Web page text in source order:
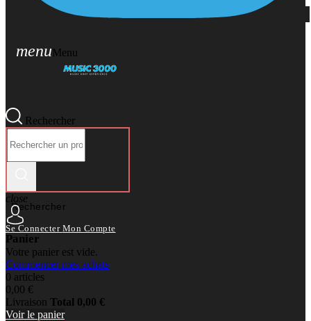
menuMenu
Rechercher
Rechercher
close
Se Connecter Mon Compte
Panier
Votre panier est vide.
Commencer mes achats
0 articles
0,00 €
Livraison Total 0,00 €
Voir le panier